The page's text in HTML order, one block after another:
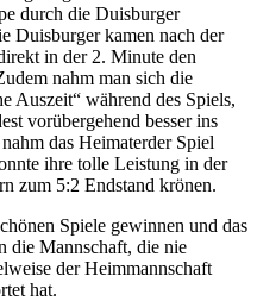
durch die Duisburger
Duisburger kamen nach der
in der 2. Minute den
nahm man sich die
Auszeit“ während des Spiels,
vorübergehend besser ins
das Heimaterder Spiel
ihre tolle Leistung in der
zum 5:2 Endstand krönen.
Spiele gewinnen und das
die Mannschaft, die nie
der Heimmannschaft
hat.